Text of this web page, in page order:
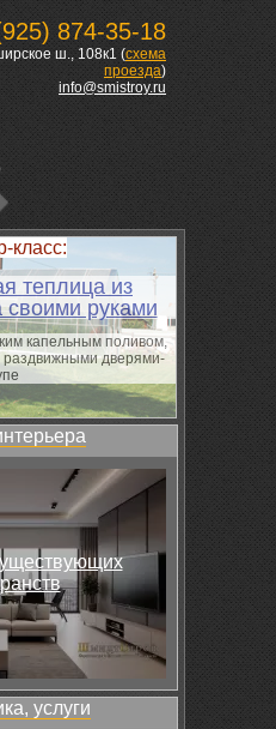
874-35-18
ш., 108к1 (схема
проезда)
info@smistroy.ru
класс:
теплица из
своими руками
капельным поливом,
раздвижными дверями-
услуги